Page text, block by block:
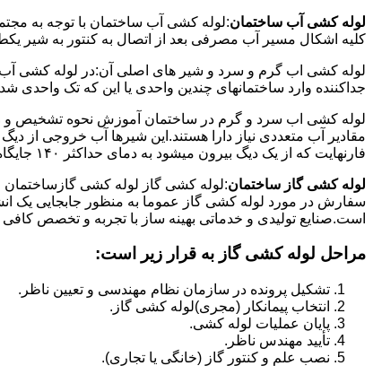
لوله کشی آب ساختمان:لوله کشی آب ساختمان با توجه به
کلیه اشکال مسیر آب مصرفی بعد از اتصال به کنتور به شیر
لوله کشی اب گرم و سرد و شیر های اصلی آن:در لوله کشی آب
جداکننده وارد ساختمانهای چندین واحدی یا این که تک
لوله کشی اب سرد و گرم در ساختمان آموزش نحوه تشخیص و
فارنهایت که از یک دیگ بیرون میشود به دمای حداکثر ۱۴۰ جایگاه فارنهایت به کار میرود.
لوله کشی گاز ساختمان:لوله کشی گاز لوله کشی
سفارش در مورد لوله کشی گاز عموما به منظور جابجایی یک
است.صنایع تولیدی و خدماتی بهینه ساز با تجربه و تخصص کافی
مراحل لوله کشی گاز به قرار زیر است:
تشکیل پرونده در سازمان نظام مهندسی و تعیین ناظر.
انتخاب پیمانکار (مجری)لوله کشی گاز.
پایان عملیات لوله کشی.
تأیید مهندس ناظر.
نصب علم و کنتور گاز (خانگی یا تجاری).